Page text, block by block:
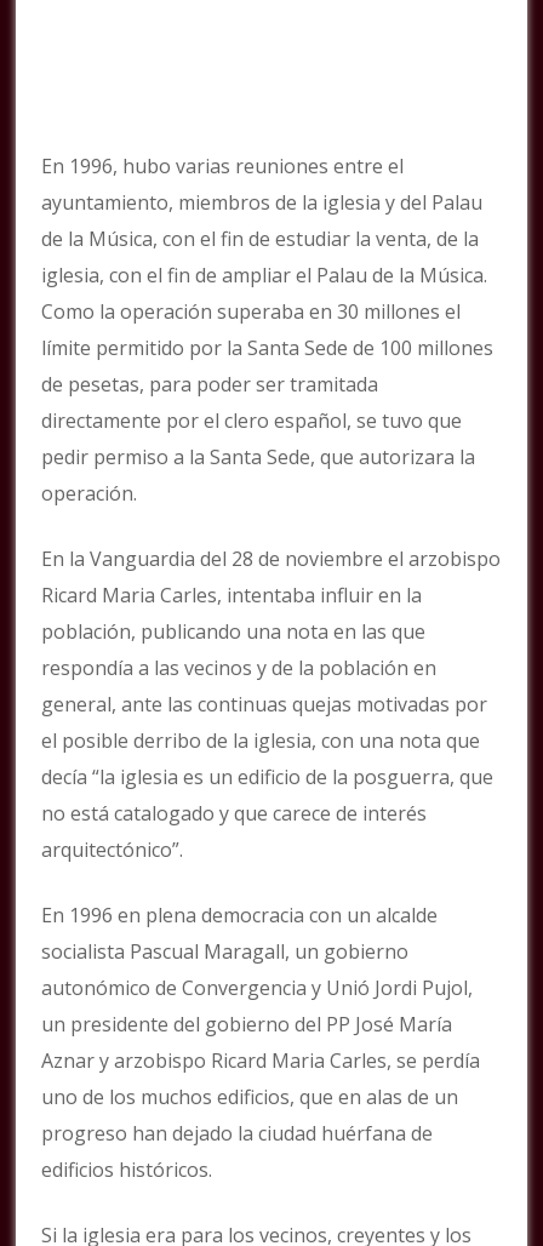
En 1996, hubo varias reuniones entre el
ayuntamiento, miembros de la iglesia y del Palau
de la Música, con el fin de estudiar la venta, de la
iglesia, con el fin de ampliar el Palau de la Música.
Como la operación superaba en 30 millones el
límite permitido por la Santa Sede de 100 millones
de pesetas, para poder ser tramitada
directamente por el clero español, se tuvo que
pedir permiso a la Santa Sede, que autorizara la
operación.
En la Vanguardia del 28 de noviembre el arzobispo
Ricard Maria Carles, intentaba influir en la
población, publicando una nota en las que
respondía a las vecinos y de la población en
general, ante las continuas quejas motivadas por
el posible derribo de la iglesia, con una nota que
decía “la iglesia es un edificio de la posguerra, que
no está catalogado y que carece de interés
arquitectónico”.
En 1996 en plena democracia con un alcalde
socialista Pascual Maragall, un gobierno
autonómico de Convergencia y Unió Jordi Pujol,
un presidente del gobierno del PP José María
Aznar y arzobispo Ricard Maria Carles, se perdía
uno de los muchos edificios, que en alas de un
progreso han dejado la ciudad huérfana de
edificios históricos.
Si la iglesia era para los vecinos, creyentes y los